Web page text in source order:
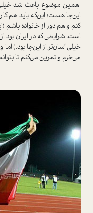
همین موضوع باعث شد خیلی
این‌جا هست؛ این‌که باید هم
کنم و هم دور از خانواده باشم
ا‌ست. شرایطی که در ایران بود
خیلی آسان‌تر از این‌جا بود.)
می‌خرم و تمرین می‌کنم تا